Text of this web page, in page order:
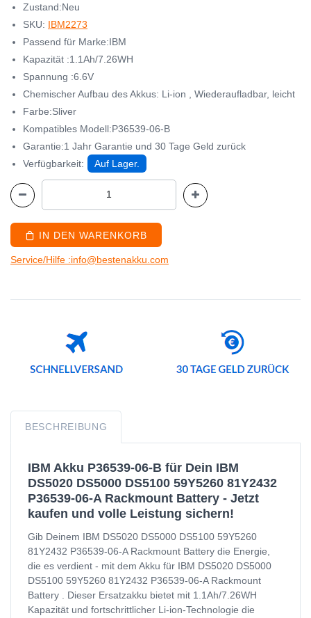
Zustand:Neu
SKU: IBM2273
Passend für Marke:IBM
Kapazität :1.1Ah/7.26WH
Spannung :6.6V
Chemischer Aufbau des Akkus: Li-ion , Wiederaufladbar, leicht
Farbe:Sliver
Kompatibles Modell:P36539-06-B
Garantie:1 Jahr Garantie und 30 Tage Geld zurück
Verfügbarkeit:
Auf Lager.
IN DEN WARENKORB
Service/Hilfe :info@bestenakku.com
BESCHREIBUNG
IBM Akku P36539-06-B für Dein IBM
DS5020 DS5000 DS5100 59Y5260 81Y2432
P36539-06-A Rackmount Battery - Jetzt
kaufen und volle Leistung sichern!
Gib Deinem IBM DS5020 DS5000 DS5100 59Y5260
81Y2432 P36539-06-A Rackmount Battery die Energie,
die es verdient - mit dem Akku für IBM DS5020 DS5000
DS5100 59Y5260 81Y2432 P36539-06-A Rackmount
Battery . Dieser Ersatzakku bietet mit 1.1Ah/7.26WH
Kapazität und fortschrittlicher Li-ion-Technologie die